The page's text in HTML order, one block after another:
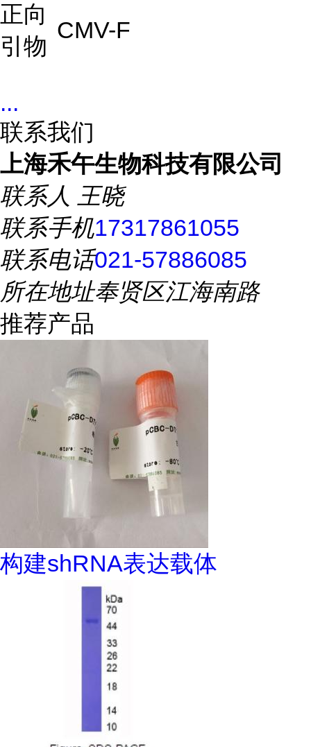
正向
引物
CMV-F
...
联系我们
上海禾午生物科技有限公司
联系人 王晓
联系手机17317861055
联系电话021-57886085
所在地址奉贤区江海南路
推荐产品
构建shRNA表达载体